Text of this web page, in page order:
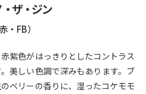
ザ・ジン
・FB）
紫色がはっきりとしたコントラス
美しい色調で深みもあります。ブ
ベリーの香りに、湿ったコケモモ